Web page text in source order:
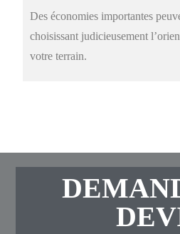
Des économies importantes
choisissant judicieusement
votre terrain.